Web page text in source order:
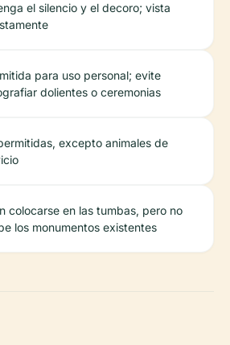
el silencio y el decoro; vista
para uso personal; evite
dolientes o ceremonias
excepto animales de
colocarse en las tumbas, pero no
los monumentos existentes